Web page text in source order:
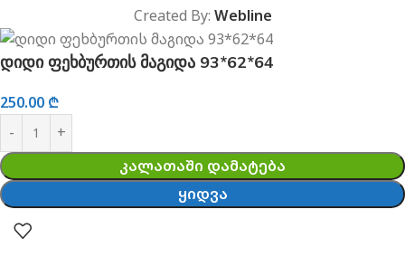
Created By: Webline
დიდი ფეხბურთის მაგიდა 93*62*64
250.00 ₾
ᲙᲐᲚᲐᲗᲐᲨᲘ ᲓᲐᲛᲐᲢᲔᲑᲐ
ᲧᲘᲓᲕᲐ